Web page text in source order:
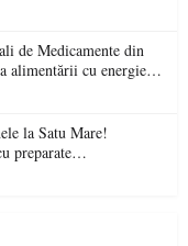
de Medicamente din
alimentării cu energie
va pune în pericol
preparate